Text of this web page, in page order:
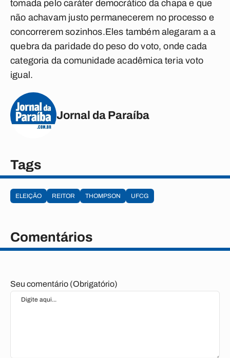
tomada pelo caráter democrático da chapa e que
não achavam justo permanecerem no processo e
concorrerem sozinhos.Eles também alegaram a a
quebra da paridade do peso do voto, onde cada
categoria da comunidade acadêmica teria voto
igual.
Jornal da Paraíba
Tags
ELEIÇÃO REITOR THOMPSON UFCG
Comentários
Seu comentário (Obrigatório)